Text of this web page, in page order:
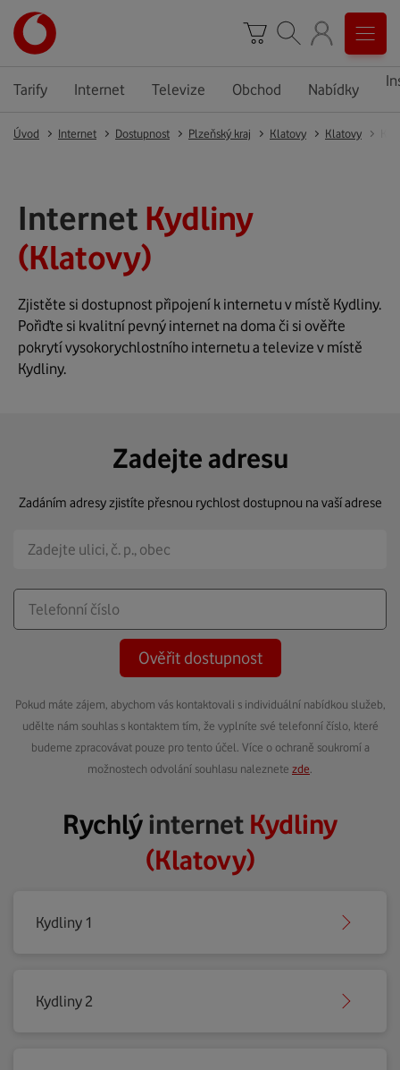
Tarify Internet Televize Obchod Nabídky
Úvod Internet Dostupnost Plzeňský kraj Klatovy Klatovy
Internet Kydliny
(Klatovy)
Zjistěte si dostupnost připojení k internetu v místě Kydliny.
Pořiďte si kvalitní pevný internet na doma či si ověřte
pokrytí vysokorychlostního internetu a televize v místě
Kydliny.
Zadejte adresu
Zadáním adresy zjistíte přesnou rychlost dostupnou na vaší adrese
Ověřit dostupnost
Pokud máte zájem, abychom vás kontaktovali s individuální nabídkou služeb,
udělte nám souhlas s kontaktem tím, že vyplníte své telefonní číslo, které
budeme zpracovávat pouze pro tento účel. Více o ochraně soukromí a
možnostech odvolání souhlasu naleznete zde
Rychlýinternet Kydliny
(Klatovy)
Kydliny 1
Kydliny 2